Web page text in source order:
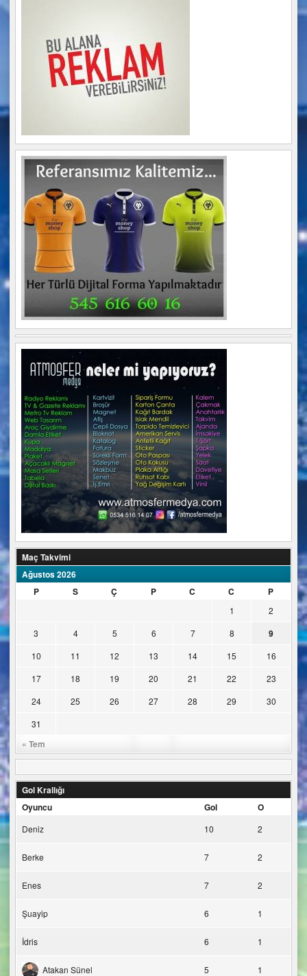
Maç Takvimi
Ağustos 2026
P
S Ç P C C P
« Tem
1
2
3
4 5 6 7 8 9
10 11 12 13 14 15
16
17
18 19 20 21 22
23
24
25 26 27 28 29
30
31
Gol Krallığı
Oyuncu
Gol O
Deniz 10 2
Berke 7 2
Enes 7 2
Şuayip 6 1
İdris 6 1
Atakan Sünel 5 1